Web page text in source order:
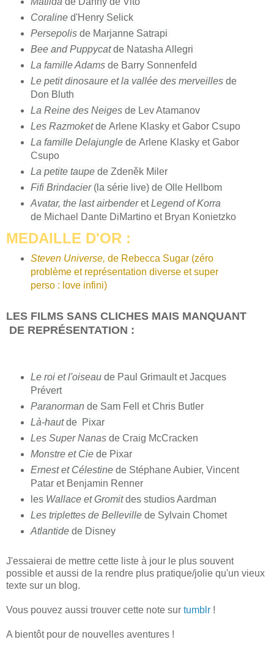
Coralined'Henry Selick
Persepolisde Marjanne Satrapi
Bee and Puppycatde Natasha Allegri
La famille Adamsde Barry Sonnenfeld
Le petit dinosaure et la vallée des merveillesde
Don Bluth
La Reine des Neigesde Lev Atamanov
Les Razmoketde Arlene Klasky et Gabor Csupo
La famille Delajungle de Arlene Klasky et Gabor
Csupo
La petite taupede Zdeněk Miler
Fifi Brindacier(la série live) de Olle Hellbom
Avatar, the last airbenderetLegend of Korra
de Michael Dante DiMartino et Bryan Konietzko
MEDAILLE D'OR :
Steven Universe, de Rebecca Sugar (zéro
problème et représentation diverse et super
perso : love infini)
LES FILMS SANS CLICHES MAIS MANQUANT
DE REPRÉSENTATION :
Le roi et l'oiseau de Paul Grimault et Jacques
Prévert
Paranorman de Sam Fell et Chris Butler
Là-hautde Pixar
Les Super Nanasde Craig McCracken
Monstre et Ciede Pixar
Ernest et Célestinede Stéphane Aubier, Vincent
Patar et Benjamin Renner
lesWallace et Gromitdes studios Aardman
Les triplettes de Bellevillede Sylvain Chomet
Atlantidede Disney
J'essaierai de mettre cette liste à jour le plus souvent
possible et aussi de la rendre plus pratique/jolie qu'un vieux
texte sur un blog.
Vous pouvez aussi trouver cette note sur tumblr !
A bientôt pour de nouvelles aventures !